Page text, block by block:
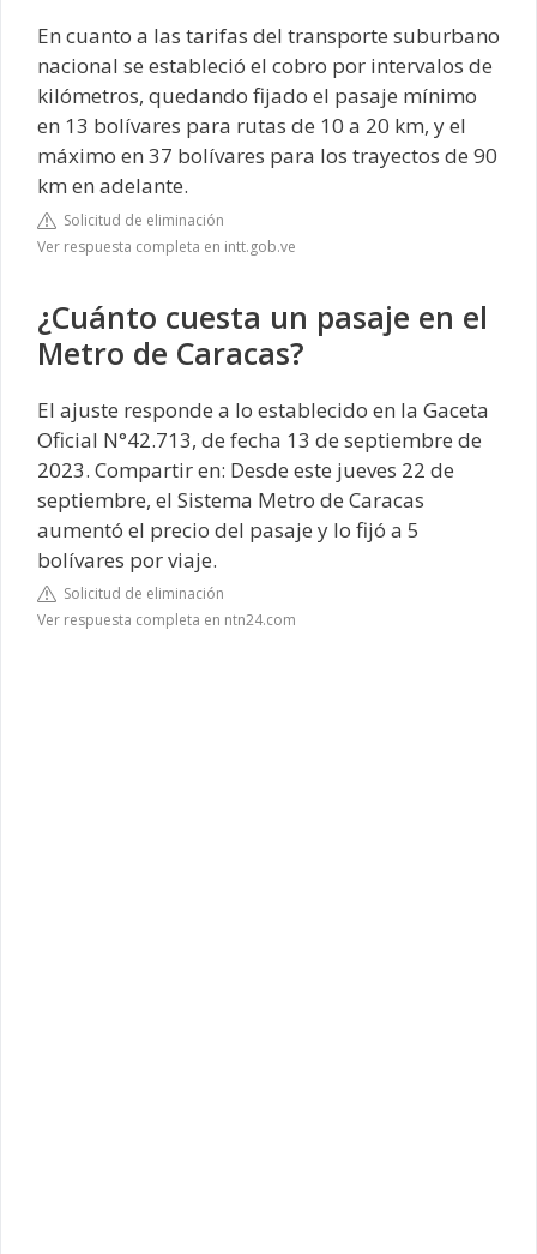
En cuanto a las tarifas del transporte suburbano
nacional se estableció el cobro por intervalos de
kilómetros, quedando fijado el pasaje mínimo
en 13 bolívares para rutas de 10 a 20 km, y el
máximo en 37 bolívares para los trayectos de 90
km en adelante.
Solicitud de eliminación
Ver respuesta completa en intt.gob.ve
¿Cuánto cuesta un pasaje en el
Metro de Caracas?
El ajuste responde a lo establecido en la Gaceta
Oficial N°42.713, de fecha 13 de septiembre de
2023. Compartir en: Desde este jueves 22 de
septiembre, el Sistema Metro de Caracas
aumentó el precio del pasaje y lo fijó a 5
bolívares por viaje.
Solicitud de eliminación
Ver respuesta completa en ntn24.com